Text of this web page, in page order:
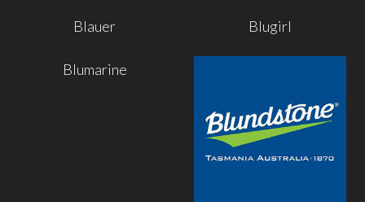
Blauer Blugirl
Blumarine